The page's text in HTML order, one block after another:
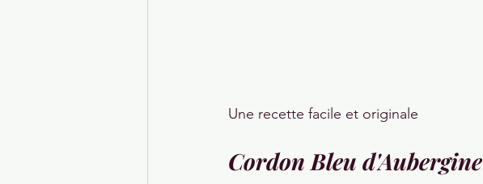
Une recette facile et originale
Cordon Bleu d'Aubergine